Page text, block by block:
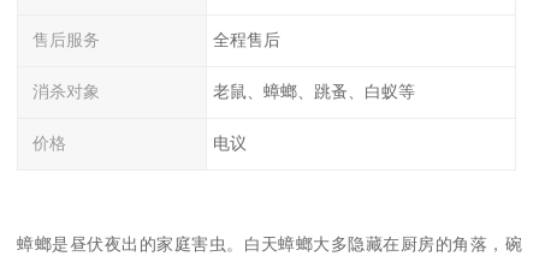
售后服务 全程售后
消杀对象 老鼠、蟑螂、跳蚤、白蚁等
价格 电议
蟑螂是昼伏夜出的家庭害虫。白天蟑螂大多隐藏在厨房的角落，碗